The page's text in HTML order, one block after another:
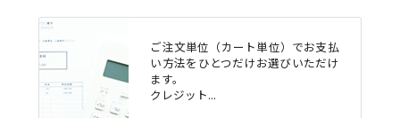
ご注文単位（カート単位）でお支払
い方法をひとつだけお選びいただけ
ます。
クレジット...